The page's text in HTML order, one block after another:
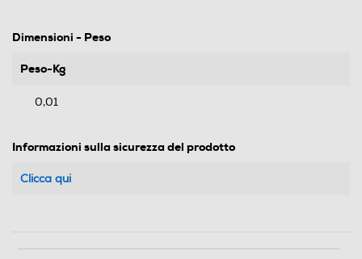
Dimensioni - Peso
Peso-Kg
0,01
Informazioni sulla sicurezza del prodotto
Clicca qui